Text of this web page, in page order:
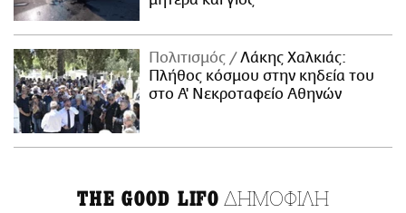
Πολιτισμός
Λάκης Χαλκιάς:
Πλήθος κόσμου στην κηδεία του
στο Α' Νεκροταφείο Αθηνών
THE GOOD LIFO ΔΗΜΟΦΙΛΗ